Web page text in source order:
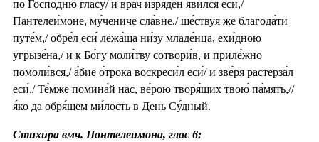
по Госпо́дню гла́су/ и врач изря́ден яви́лся еси́,/
Пантелеи́моне, му́чениче сла́вне,/ ше́ствуя же благода́ти
путе́м,/ обре́л еси́ лежа́ща ни́зу младе́нца, ехи́дною
угрызе́на,/ и к Бо́гу моли́тву сотвори́в, и приле́жно
помоли́вся,/ а́бие о́трока воскреси́л еси́/ и зве́ря растерза́л
еси́./ Те́мже помина́й нас, ве́рою творя́щих твою́ па́мять,//
я́ко да обря́щем ми́лость в День Су́дный.
Стихира вмч. Пантелеимона, глас 6: